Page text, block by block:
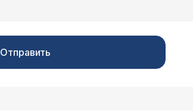
Отправить